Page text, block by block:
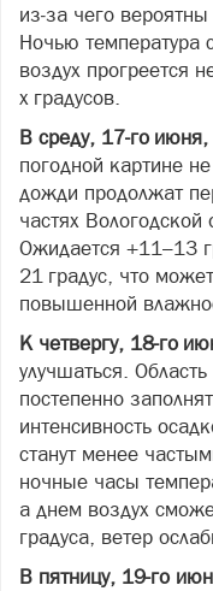
из‑за чего
Ночью температура
воздух прогреется
х градусов.
В среду, 17-го июня,
погодной картине
дожди продолжат
частях
Ожидается +11–13
21 градус, что
повышенной
К четвергу, 18-го
улучшаться.
постепенно
интенсивность
станут менее
ночные часы
а днем воздух
градуса, ветер
В пятницу, 19-го